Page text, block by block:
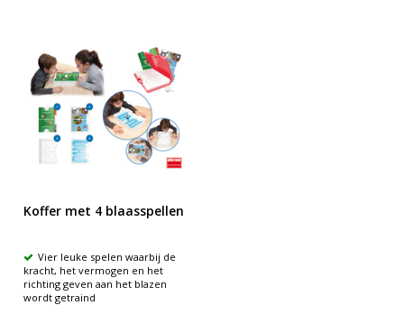
Koffer met 4 blaasspellen
Vier leuke spelen waarbij de
kracht, het vermogen en het
richting geven aan het blazen
wordt getraind